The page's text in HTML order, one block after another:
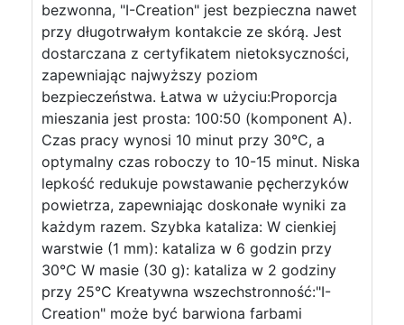
bezwonna, "I-Creation" jest bezpieczna nawet
przy długotrwałym kontakcie ze skórą. Jest
dostarczana z certyfikatem nietoksyczności,
zapewniając najwyższy poziom
bezpieczeństwa. Łatwa w użyciu:Proporcja
mieszania jest prosta: 100:50 (komponent A).
Czas pracy wynosi 10 minut przy 30°C, a
optymalny czas roboczy to 10-15 minut. Niska
lepkość redukuje powstawanie pęcherzyków
powietrza, zapewniając doskonałe wyniki za
każdym razem. Szybka kataliza: W cienkiej
warstwie (1 mm): kataliza w 6 godzin przy
30°C W masie (30 g): kataliza w 2 godziny
przy 25°C Kreatywna wszechstronność:"I-
Creation" może być barwiona farbami